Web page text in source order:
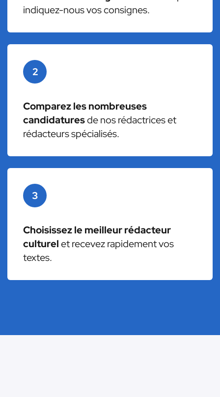
indiquez-nous vos consignes.
2
Comparez les nombreuses
candidaturesde nos rédactrices et
rédacteurs spécialisés.
3
Choisissez le meilleur rédacteur
culturelet recevez rapidement vos
textes.